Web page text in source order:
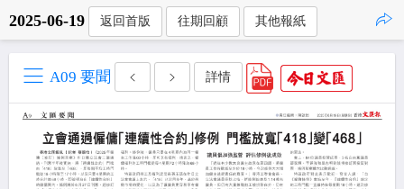
2025-06-19 返回首版 往期回顧 其他報紙
A09 要聞 詳情